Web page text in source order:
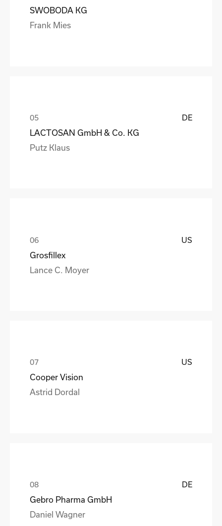
SWOBODA KG
Frank Mies
DE
LACTOSAN GmbH & Co. KG
Putz Klaus
US
Grosfillex
Lance C. Moyer
US
Cooper Vision
Astrid Dordal
DE
Gebro Pharma GmbH
Daniel Wagner